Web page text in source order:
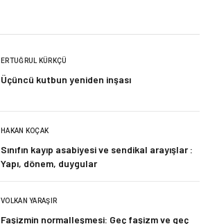
ERTUĞRUL KÜRKÇÜ
Üçüncü kutbun yeniden inşası
HAKAN KOÇAK
Sınıfın kayıp asabiyesi ve sendikal arayışlar :
Yapı, dönem, duygular
VOLKAN YARAŞIR
Faşizmin normalleşmesi: Geç faşizm ve geç